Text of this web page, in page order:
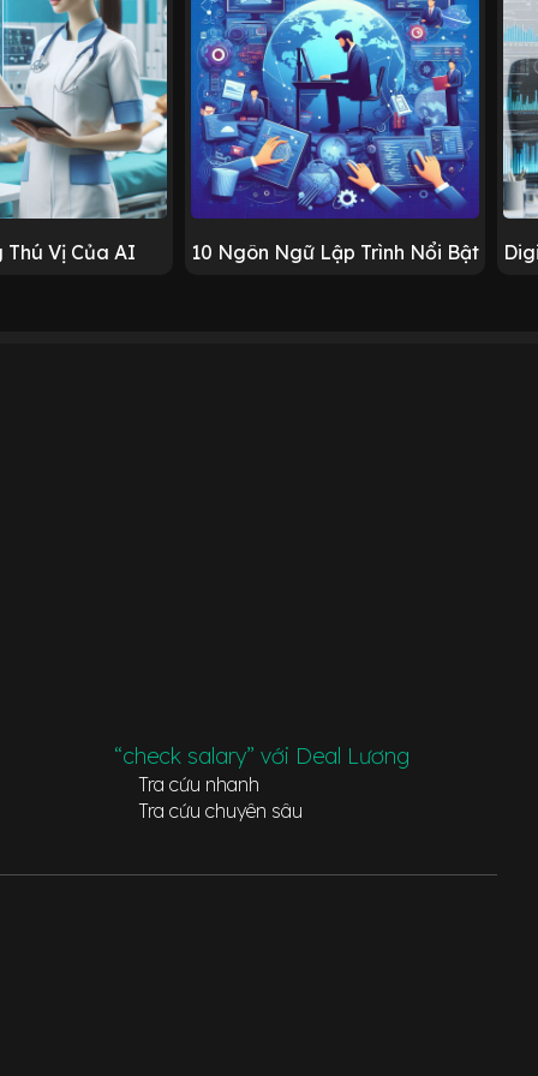
Thú Vị Của AI 10 Ngôn Ngữ Lập Trình Nổi Bật
“check salary” với Deal Lương
Tra cứu nhanh
Tra cứu chuyên sâu